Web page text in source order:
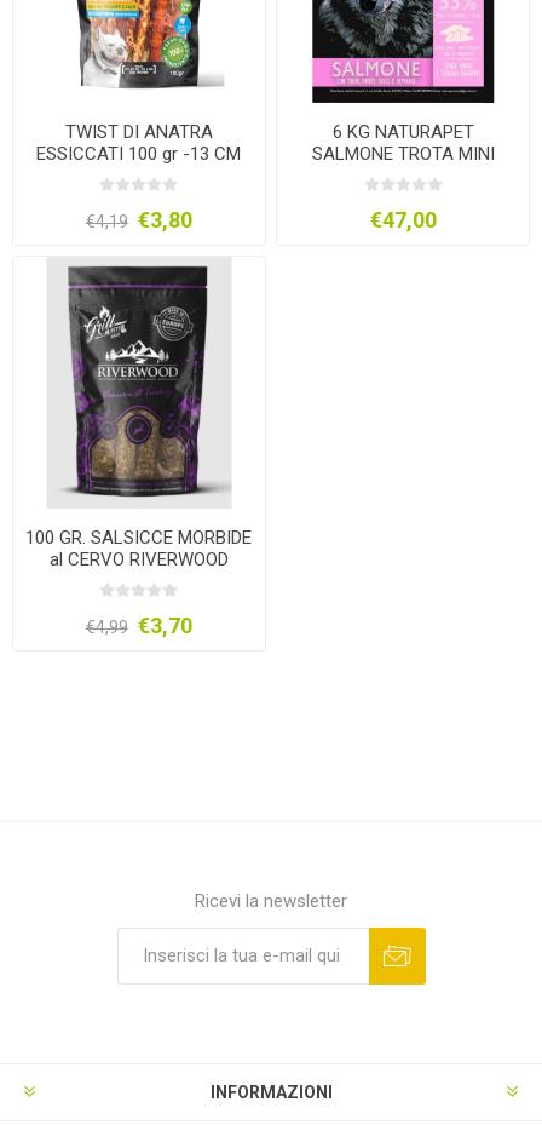
TWIST DI ANATRA
ESSICCATI 100 gr -13 CM
€4,19 €3,80
6 KG NATURAPET
SALMONE TROTA MINI
ADULTO
€47,00
100 GR. SALSICCE MORBIDE
al CERVO RIVERWOOD
€4,99 €3,70
Ricevi la newsletter
INFORMAZIONI